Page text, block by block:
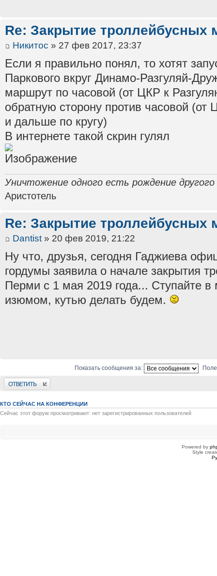
Re: Закрытие троллейбусных
Никитос » 27 фев 2017, 23:37
Если я правильно понял, то хотят
Паркового вкруг Динамо-Разгуляй-
маршрут по часовой (от ЦКР к
обратную сторону против часовой
и дальше по кругу)
В интернете такой скрин гулял
Уничтожение одного есть рождение другого
Аристотель
Re: Закрытие троллейбусных
Dantist » 20 фев 2019, 21:22
Ну что, друзья, сегодня Гаджиева
гордумы заявила о начале закрытия
Перми с 1 мая 2019 года... Ступайте в
изюмом, кутью делать будем.
Показать сообщения за:
Ответить
КТО СЕЙЧАС НА КОНФЕРЕНЦИИ
Сейчас этот форум просматривают: нет зарегистрированных пользователей
Powered by
Style